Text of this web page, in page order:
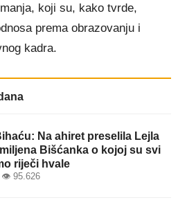
koji su, kako tvrde,
prema obrazovanju i
kadra.
Na ahiret preselila Lejla
Bišćanka o kojoj su svi
riječi hvale
95.626